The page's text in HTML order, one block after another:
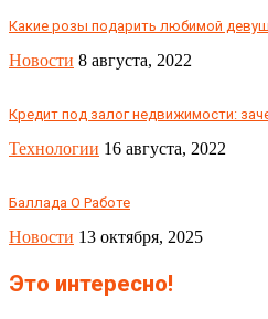
Какие розы подарить любимой
Новости 8 августа, 2022
Кредит под залог недвижимости:
Технологии 16 августа, 2022
Баллада О Работе
Новости 13 октября, 2025
Это интересно!